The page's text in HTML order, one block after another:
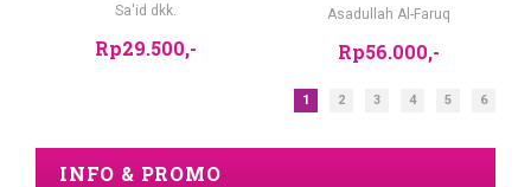
Sa'id dkk.
Rp29.500,-
Asadullah Al-Faruq
Rp56.000,-
1 2 3 4 5 6
INFO & PROMO